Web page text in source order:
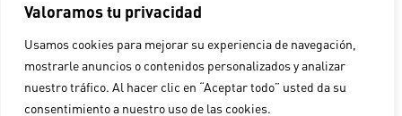
Valoramos tu privacidad
Usamos cookies para mejorar su experiencia de navegación,
mostrarle anuncios o contenidos personalizados y analizar
nuestro tráfico. Al hacer clic en “Aceptar todo” usted da su
consentimiento a nuestro uso de las cookies.